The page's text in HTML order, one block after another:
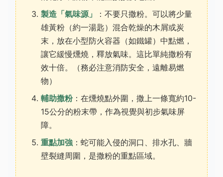
製造「氣味源」
：不要只撒粉。可以將少量
雄黃粉（約一湯匙）混合乾燥的木屑或炭
末，放在小型防火容器（如鐵罐）中點燃，
讓它緩慢燻燒，釋放氣味。這比單純撒粉有
效十倍。（務必注意消防安全，遠離易燃
物）
輔助撒粉：在燻燒點外圍，撒上一條寬約10-
15公分的粉末帶，作為視覺與初步氣味屏
障。
重點加強 ：蛇可能入侵的洞口、排水孔、牆
壁裂縫周圍，是撒粉的重點區域。